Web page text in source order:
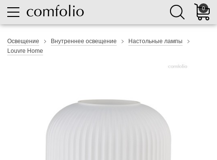
0
Освещение Внутреннее освещение
Настольные лампы
Louvre Home